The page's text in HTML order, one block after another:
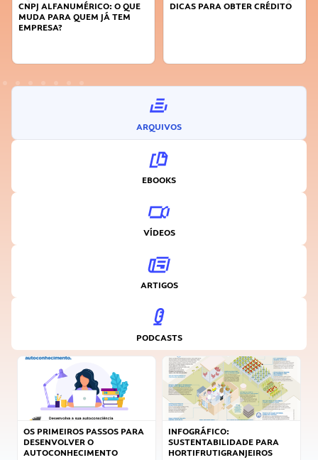
CNPJ ALFANUMÉRICO: O QUE
MUDA PARA QUEM JÁ TEM
EMPRESA?
DICAS PARA OBTER CRÉDITO
ARQUIVOS
EBOOKS
VÍDEOS
ARTIGOS
PODCASTS
OS PRIMEIROS PASSOS PARA
DESENVOLVER O
AUTOCONHECIMENTO
INFOGRÁFICO:
SUSTENTABILIDADE PARA
HORTIFRUTIGRANJEIROS